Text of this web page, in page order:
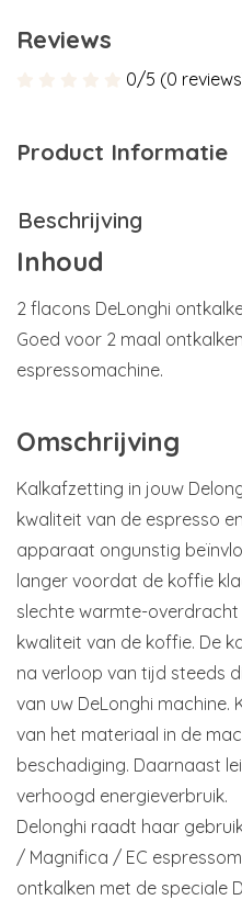
Reviews
0/5 (0
Product Informatie
Beschrijving
Inhoud
2 flacons DeLonghi
Goed voor 2 maal
espressomachine.
Omschrijving
Kalkafzetting in jouw
kwaliteit van de espresso
apparaat ongunstig
langer voordat de koffie
slechte warmte-
kwaliteit van de koffie. De
na verloop van tijd steeds
van uw DeLonghi
van het materiaal in de
beschadiging. Daarnaast
verhoogd energieverbruik.
Delonghi raadt haar
/ Magnifica / EC
ontkalken met de speciale